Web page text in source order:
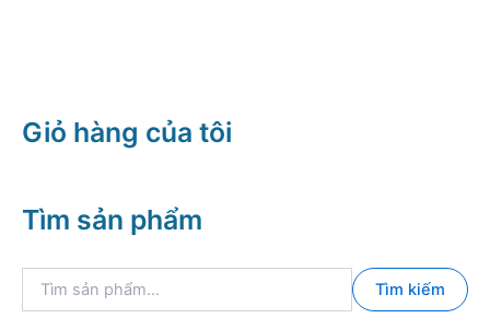
Giỏ hàng của tôi
Tìm sản phẩm
Tìm kiếm